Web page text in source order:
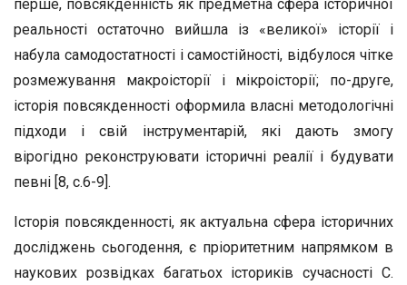
перше, повсякденність як предметна сфера історичної
реальності остаточно вийшла із «великої» історії і
набула самодостатності і самостійності, відбулося чітке
розмежування макроісторії і мікроісторії; по-друге,
історія повсякденності оформила власні методологічні
підходи і свій інструментарій, які дають змогу
вірогідно реконструювати історичні реалії і будувати
певні [8, с.6-9].
Історія повсякденності, як актуальна сфера історичних
досліджень сьогодення, є пріоритетним напрямком в
наукових розвідках багатьох істориків сучасності С.